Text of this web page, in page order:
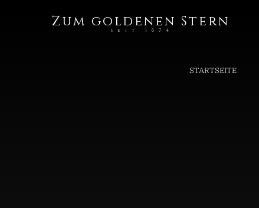
Zum goldenen Stern
seit 1674
STARTSEITE